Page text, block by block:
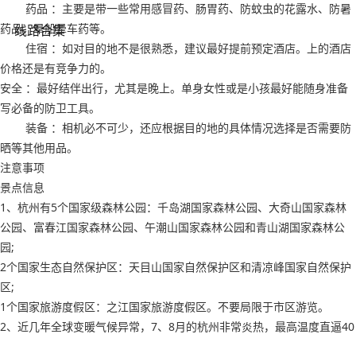
线路合集
药品 ：主要是带一些常用感冒药、肠胃药、防蚊虫的花露水、防暑
药品、晕船晕车药等。
住宿 ：如对目的地不是很熟悉，建议最好提前预定酒店。上的酒店
价格还是有竞争力的。
安全 ：最好结伴出行，尤其是晚上。单身女性或是小孩最好能随身准备
写必备的防卫工具。
装备 ：相机必不可少，还应根据目的地的具体情况选择是否需要防
晒等其他用品。
注意事项
景点信息
1、杭州有5个国家级森林公园：千岛湖国家森林公园、大奇山国家森林
公园、富春江国家森林公园、午潮山国家森林公园和青山湖国家森林公
园;
2个国家生态自然保护区：天目山国家自然保护区和清凉峰国家自然保护
区;
1个国家旅游度假区：之江国家旅游度假区。不要局限于市区游览。
2、近几年全球变暖气候异常，7、8月的杭州非常炎热，最高温度直逼40